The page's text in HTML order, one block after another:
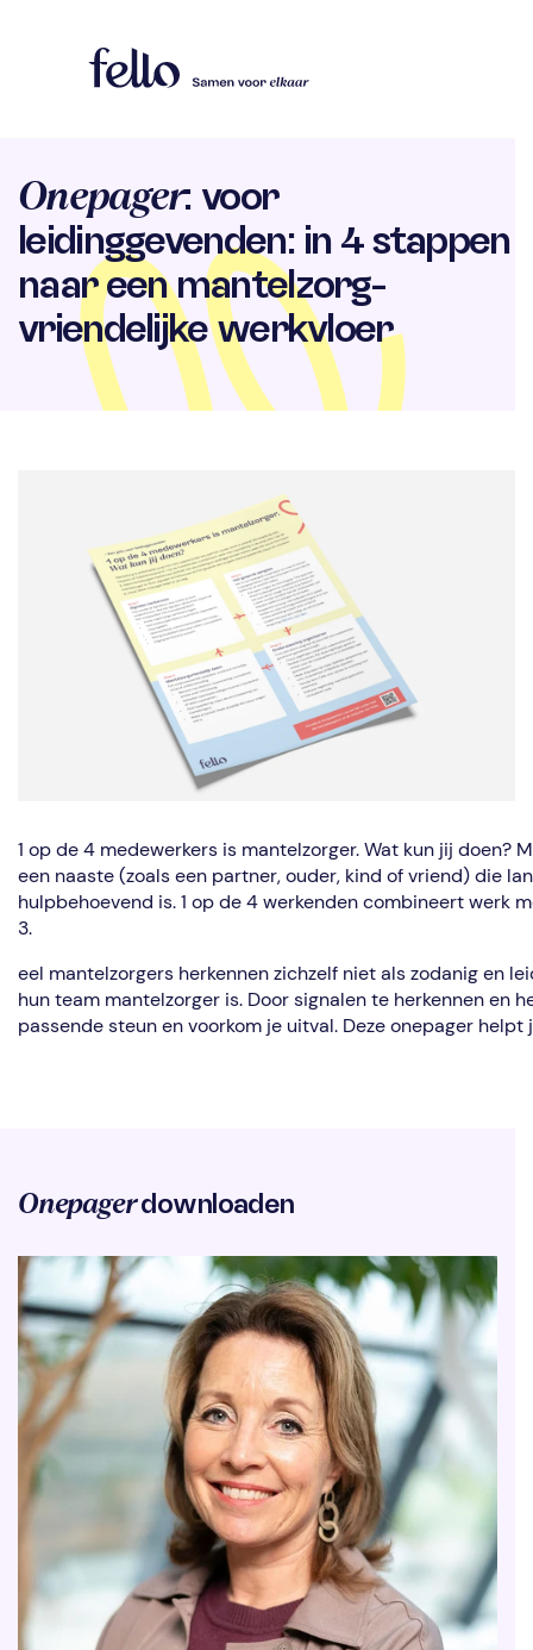
Onepager: voor
leidinggevenden: in 4 stappen
naar een mantel­zorg­
vriendelijke werkvloer
1 op de 4 medewerkers is mantelzorger. Wat kun jij doen?
een naaste (zoals een partner, ouder, kind of vriend) die
hulpbehoevend is. 1 op de 4 werkenden combineert werk
3.
eel mantelzorgers herkennen zichzelf niet als zodanig en
hun team mantelzorger is. Door signalen te herkennen en
passende steun en voorkom je uitval. Deze onepager helpt
Onepagerdownloaden